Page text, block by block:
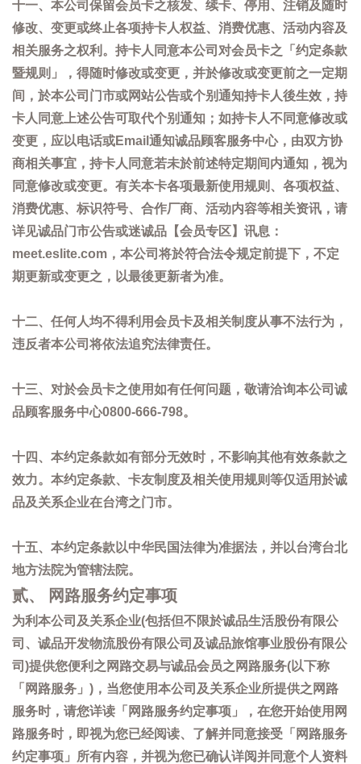
十一、本公司保留会员卡之核发、续卡、停用、注销及随时
修改、变更或终止各项持卡人权益、消费优惠、活动内容及
相关服务之权利。持卡人同意本公司对会员卡之「约定条款
暨规则」，得随时修改或变更，并於修改或变更前之一定期
间，於本公司门市或网站公告或个别通知持卡人後生效，持
卡人同意上述公告可取代个别通知；如持卡人不同意修改或
变更，应以电话或Email通知诚品顾客服务中心，由双方协
商相关事宜，持卡人同意若未於前述特定期间内通知，视为
同意修改或变更。有关本卡各项最新使用规则、各项权益、
消费优惠、标识符号、合作厂商、活动内容等相关资讯，请
详见诚品门市公告或迷诚品【会员专区】讯息：
meet.eslite.com，本公司将於符合法令规定前提下，不定
期更新或变更之，以最後更新者为准。
十二、任何人均不得利用会员卡及相关制度从事不法行为，
违反者本公司将依法追究法律责任。
十三、对於会员卡之使用如有任何问题，敬请洽询本公司诚
品顾客服务中心0800-666-798。
十四、本约定条款如有部分无效时，不影响其他有效条款之
效力。本约定条款、卡友制度及相关使用规则等仅适用於诚
品及关系企业在台湾之门市。
十五、本约定条款以中华民国法律为准据法，并以台湾台北
地方法院为管辖法院。
贰、 网路服务约定事项
为利本公司及关系企业(包括但不限於诚品生活股份有限公
司、诚品开发物流股份有限公司及诚品旅馆事业股份有限公
司)提供您便利之网路交易与诚品会员之网路服务(以下称
「网路服务」)，当您使用本公司及关系企业所提供之网路
服务时，请您详读「网路服务约定事项」，在您开始使用网
路服务时，即视为您已经阅读、了解并同意接受「网路服务
约定事项」所有内容，并视为您已确认详阅并同意个人资料